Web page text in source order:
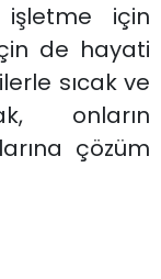
işletme için
de hayati
sıcak ve
onların
çözüm